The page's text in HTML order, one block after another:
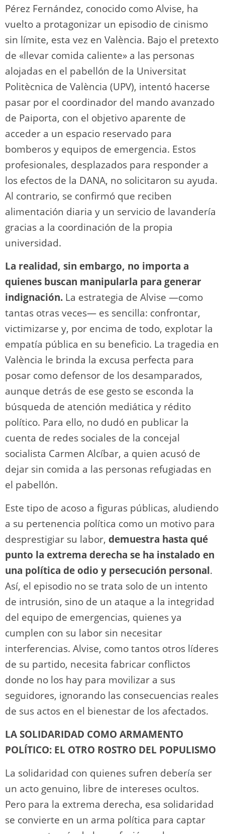
Pérez Fernández, conocido como Alvise, ha
vuelto a protagonizar un episodio de cinismo
sin límite, esta vez en València. Bajo el pretexto
de «llevar comida caliente» a las personas
alojadas en el pabellón de la Universitat
Politècnica de València (UPV), intentó hacerse
pasar por el coordinador del mando avanzado
de Paiporta, con el objetivo aparente de
acceder a un espacio reservado para
bomberos y equipos de emergencia. Estos
profesionales, desplazados para responder a
los efectos de la DANA, no solicitaron su ayuda.
Al contrario, se confirmó que reciben
alimentación diaria y un servicio de lavandería
gracias a la coordinación de la propia
universidad.
La realidad, sin embargo, no importa a
quienes buscan manipularla para generar
indignación. La estrategia de Alvise —como
tantas otras veces— es sencilla: confrontar,
victimizarse y, por encima de todo, explotar la
empatía pública en su beneficio. La tragedia en
València le brinda la excusa perfecta para
posar como defensor de los desamparados,
aunque detrás de ese gesto se esconda la
búsqueda de atención mediática y rédito
político. Para ello, no dudó en publicar la
cuenta de redes sociales de la concejal
socialista Carmen Alcíbar, a quien acusó de
dejar sin comida a las personas refugiadas en
el pabellón.
Este tipo de acoso a figuras públicas, aludiendo
a su pertenencia política como un motivo para
desprestigiar su labor, demuestra hasta qué
punto la extrema derecha se ha instalado en
una política de odio y persecución personal.
Así, el episodio no se trata solo de un intento
de intrusión, sino de un ataque a la integridad
del equipo de emergencias, quienes ya
cumplen con su labor sin necesitar
interferencias. Alvise, como tantos otros líderes
de su partido, necesita fabricar conflictos
donde no los hay para movilizar a sus
seguidores, ignorando las consecuencias reales
de sus actos en el bienestar de los afectados.
LA SOLIDARIDAD COMO ARMAMENTO
POLÍTICO: EL OTRO ROSTRO DEL POPULISMO
La solidaridad con quienes sufren debería ser
un acto genuino, libre de intereses ocultos.
Pero para la extrema derecha, esa solidaridad
se convierte en un arma política para captar